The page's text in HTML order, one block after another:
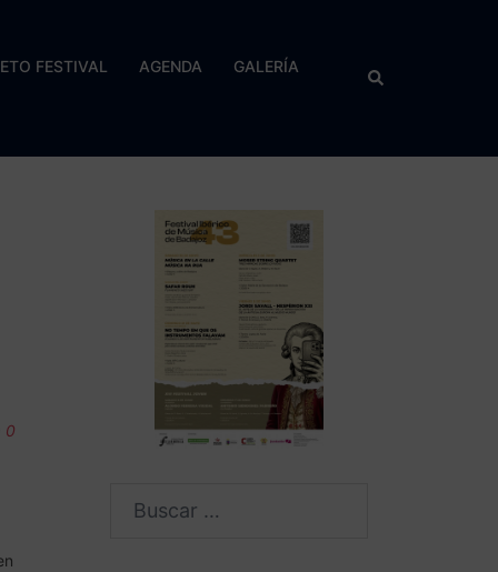
FESTIVAL AGENDA
GALERÍA
Buscar
0
Buscar: